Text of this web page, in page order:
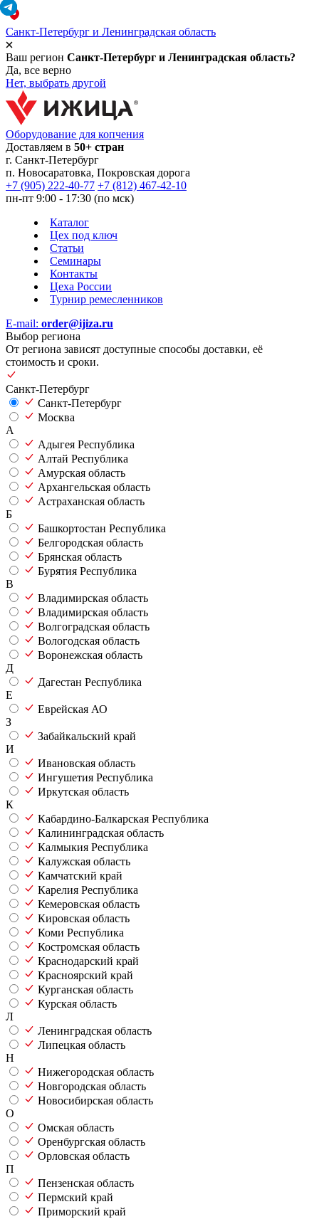
Санкт-Петербург и Ленинградская область
Ваш регион Санкт-Петербург и Ленинградская область?
Да, все верно
Нет, выбрать другой
Оборудование для копчения
Доставляем в 50+ стран
г. Санкт-Петербург
п. Новосаратовка, Покровская дорога
+7 (905) 222-40-77 +7 (812) 467-42-10
пн-пт 9:00 - 17:30 (по мск)
Каталог
Цех под ключ
Статьи
Семинары
Контакты
Цеха России
Турнир ремесленников
E-mail: order@ijiza.ru
Выбор региона
От региона зависят доступные способы доставки, её
стоимость и сроки.
Санкт-Петербург
Санкт-Петербург
Москва
А
Адыгея Республика
Алтай Республика
Амурская область
Архангельская область
Астраханская область
Б
Башкортостан Республика
Белгородская область
Брянская область
Бурятия Республика
В
Владимирская область
Владимирская область
Волгоградская область
Вологодская область
Воронежская область
Д
Дагестан Республика
Е
Еврейская АО
З
Забайкальский край
И
Ивановская область
Ингушетия Республика
Иркутская область
К
Кабардино-Балкарская Республика
Калининградская область
Калмыкия Республика
Калужская область
Камчатский край
Карелия Республика
Кемеровская область
Кировская область
Коми Республика
Костромская область
Краснодарский край
Красноярский край
Курганская область
Курская область
Л
Ленинградская область
Липецкая область
Н
Нижегородская область
Новгородская область
Новосибирская область
О
Омская область
Оренбургская область
Орловская область
П
Пензенская область
Пермский край
Приморский край